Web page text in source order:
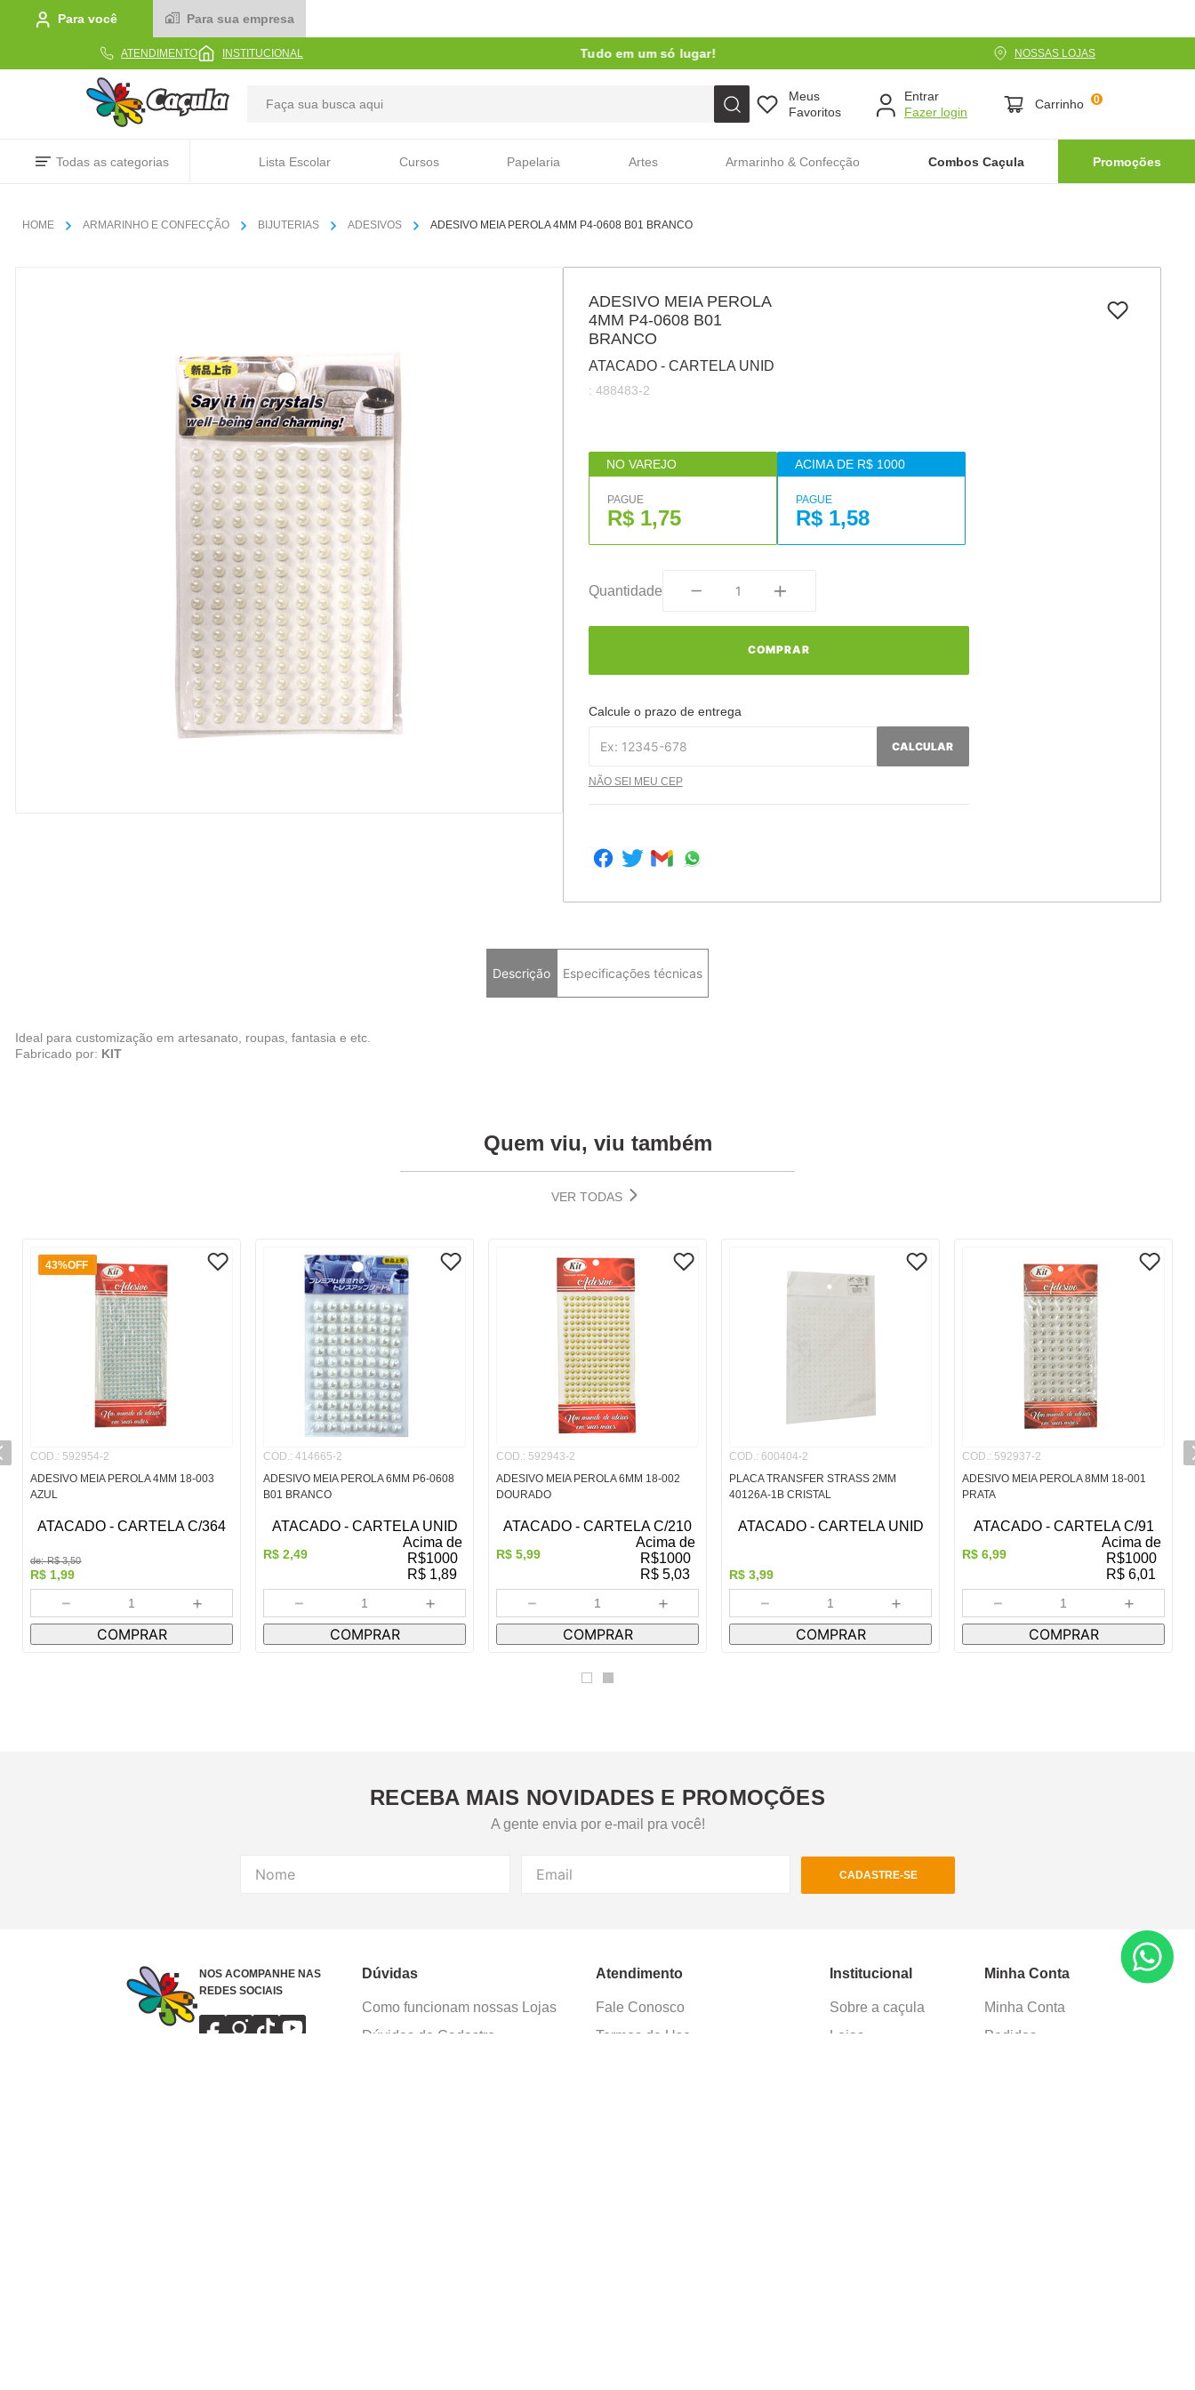
Para você Para sua empresa
ATENDIMENTO INSTITUCIONAL Tudo em um só lugar! NOSSAS LOJAS
Meus
Favoritos
Entrar
Carrinho 0
Todas as categorias Lista Escolar Cursos Papelaria Artes Armarinho & Confecção Combos Caçula Promoções
ARMARINHO E CONFECÇÃO BIJUTERIAS ADESIVOS ADESIVO MEIA PEROLA 4MM P4-0608 B01 BRANCO
ADESIVO MEIA PEROLA
4MM P4-0608 B01
BRANCO
ATACADO - CARTELA UNID
: 488483-2
NO VAREJO
PAGUE
R$ 1,75
ACIMA DE R$ 1000
PAGUE
R$ 1,58
Quantidade
COMPRAR
Calcule o prazo de entrega
CALCULAR
NÃO SEI MEU CEP
Descrição Especificações técnicas
Ideal para customização em artesanato, roupas, fantasia e etc.
Fabricado por: KIT
Quem viu, viu também
VER TODAS
43%OFF
COD.: 592954-2
ADESIVO MEIA PEROLA 4MM 18-003
AZUL
ATACADO - CARTELA C/364
de:R$ 3,50
R$ 1,99
＋
－
COMPRAR
COD.: 414665-2
ADESIVO MEIA PEROLA 6MM P6-0608
B01 BRANCO
ATACADO - CARTELA UNID
R$ 2,49
Acima de
R$1000
R$ 1,89
＋
－
COMPRAR
COD.: 592943-2
ADESIVO MEIA PEROLA 6MM 18-002
DOURADO
ATACADO - CARTELA C/210
R$ 5,99
Acima de
R$1000
R$ 5,03
＋
－
COMPRAR
COD.: 600404-2
PLACA TRANSFER STRASS 2MM
40126A-1B CRISTAL
ATACADO - CARTELA UNID
R$ 3,99
＋
－
COMPRAR
COD.: 592937-2
ADESIVO MEIA PEROLA 8MM 18-001
PRATA
ATACADO - CARTELA C/91
R$ 6,99
Acima de
R$1000
R$ 6,01
＋
－
COMPRAR
RECEBA MAIS NOVIDADES E PROMOÇÕES
A gente envia por e-mail pra você!
CADASTRE-SE
NOS ACOMPANHE NAS
REDES SOCIAIS
Dúvidas
Como funcionam nossas Lojas
Dúvidas de Cadastro
Atendimento
Fale Conosco
Termos de Uso
Institucional
Sobre a caçula
Lojas
Minha Conta
Minha Conta
Pedidos
TERMOS MAIS BUSCADOS
linha
pincel
º cola
º barbante
fita